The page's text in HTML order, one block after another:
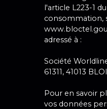
l'article L223-1
consommation,
adressé à :
Société
61311, 41013
Pour en savoir
vos données